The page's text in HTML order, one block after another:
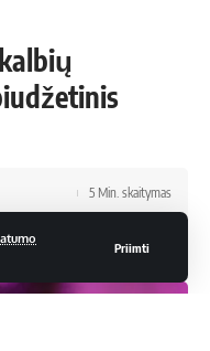
Priimti
4:53 pm
5 Min. skaitymas